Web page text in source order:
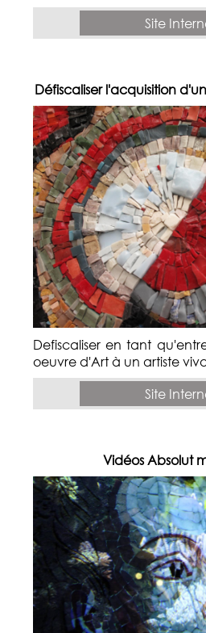
Site
Défiscaliser l'acquisition
Defiscaliser en tant
oeuvre d'Art à un artiste
Site
Vidéos Absolut